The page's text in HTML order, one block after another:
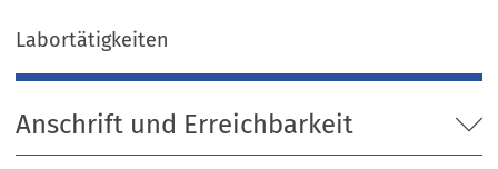
Labortätigkeiten
Anschrift und Erreichbarkeit